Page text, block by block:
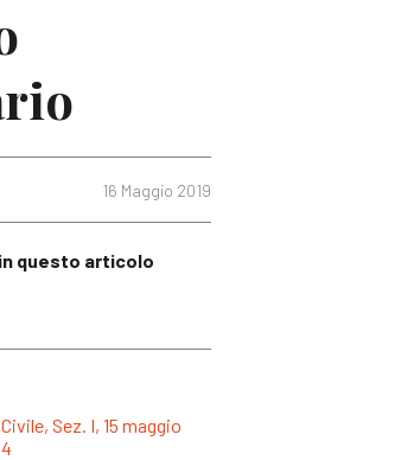
16 Maggio 2019
questo articolo
Sez. I, 15 maggio